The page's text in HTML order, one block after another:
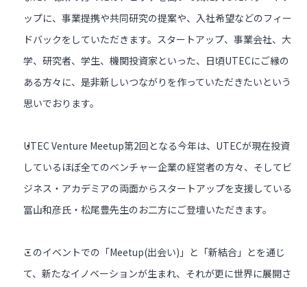
ップに、事業提携や共同研究の提案や、入社希望などのフィー
ドバックをしていただきます。スタートアップ、事業会社、大
学、研究者、学生、機関投資家といった、日頃UTECにご縁の
ある方々に、是非新しいつながりを作っていただきたいという
思いでおります。
UTEC Venture Meetup第2回となる今年は、UTECが現在投資
しているほぼ全てのベンチャー企業の経営者の方々、そしてビ
ジネス・アカデミアの両面からスタートアップを支援している
冨山和彦氏・松尾豊先生のお二方にご登壇いただきます。
このイベントでの「Meetup(出会い)」と「新結合」とを通じ
て、新たなイノベーションが生まれ、それが更に世界に展開さ